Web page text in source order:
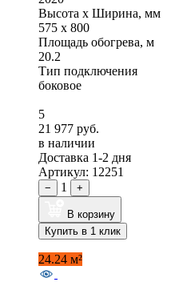
Высота x Ширина, мм
575 x 800
Площадь обогрева, м
20.2
Тип подключения
боковое
5
21 977 руб.
в наличии
Доставка 1-2 дня
Артикул: 12251
− 1 +
В корзину
Купить в 1 клик
24.24 м²